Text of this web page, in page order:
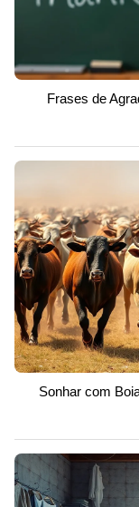
Frases de
Sonhar com